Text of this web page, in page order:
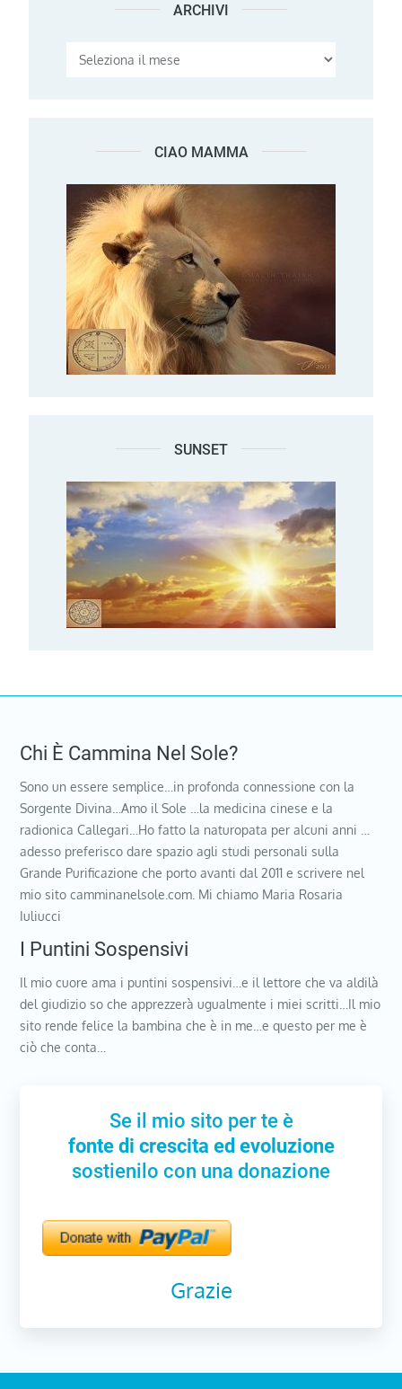
ARCHIVI Archivi
CIAO MAMMA
SUNSET
Chi È Cammina Nel Sole?
Sono un essere semplice…in profonda connessione con la
Sorgente Divina…Amo il Sole …la medicina cinese e la
radionica Callegari…Ho fatto la naturopata per alcuni anni …
adesso preferisco dare spazio agli studi personali sulla
Grande Purificazione che porto avanti dal 2011 e scrivere nel
mio sito camminanelsole.com. Mi chiamo Maria Rosaria
Iuliucci
I Puntini Sospensivi
Il mio cuore ama i puntini sospensivi…e il lettore che va aldilà
del giudizio so che apprezzerà ugualmente i miei scritti…Il mio
sito rende felice la bambina che è in me…e questo per me è
ciò che conta…
Se il mio sito per te è
fonte di crescita ed evoluzione
sostienilo con una donazione
Grazie